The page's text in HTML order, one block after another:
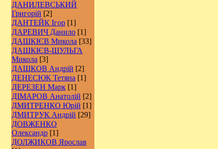
ДАНИЛЕВСЬКИЙ
Григорій [2]
ДАНТЕЙК Ігор [1]
ДАРЕВИЧ Данило [1]
ДАШКІЄВ Микола [33]
ДАШКІЄВ-ШУЛЬГА
Микола [3]
ДАШКОВ Андрій [2]
ДЕНЕСЮК Тетяна [1]
ДЕРЕЗЕН Марк [1]
ДІМАРОВ Анатолій [2]
ДМИТРЕНКО Юрій [1]
ДМИТРУК Андрій [29]
ДОВЖЕНКО
Олександр [1]
ДОЛЖИКОВ Ярослав